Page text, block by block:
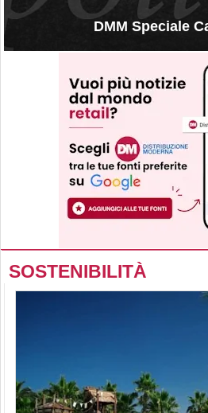
DMM Speciale
SOSTENIBILITÀ